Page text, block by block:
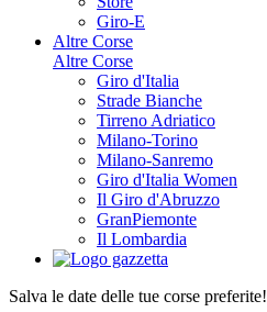
Giro-E
Altre Corse
Altre Corse
Giro d'Italia
Strade Bianche
Tirreno Adriatico
Milano-Torino
Milano-Sanremo
Giro d'Italia Women
Il Giro d'Abruzzo
GranPiemonte
Il Lombardia
Salva le date delle tue corse preferite!